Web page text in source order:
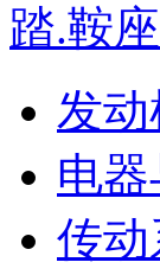
踏.鞍
发
电
传